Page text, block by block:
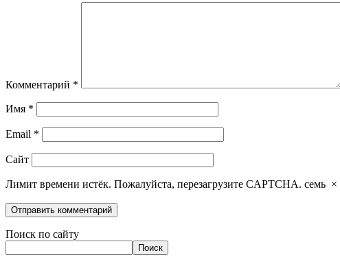
Комментарий *
Имя *
Email *
Сайт
Лимит времени истёк. Пожалуйста, перезагрузите CAPTCHA. семь ×
Поиск по сайту
Поиск